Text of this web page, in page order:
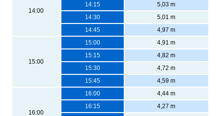
14:00
14:15
5,03 m
14:30
5,01 m
14:45
4,97 m
15:00
15:00
4,91 m
15:15
4,82 m
15:30
4,72 m
15:45
4,59 m
16:00
16:00
4,44 m
16:15
4,27 m